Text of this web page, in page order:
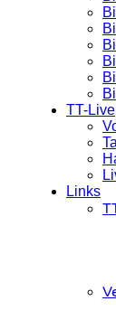
TT-Live
Links